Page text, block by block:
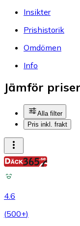
Insikter
Prishistorik
Omdömen
Info
Jämför
Alla filter
Pris inkl. frakt
4.6
(500+)